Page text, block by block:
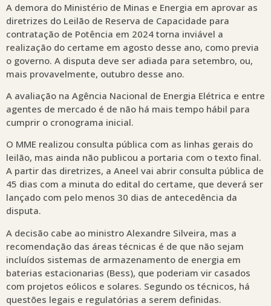
A demora do Ministério de Minas e Energia em aprovar as
diretrizes do Leilão de Reserva de Capacidade para
contratação de Potência em 2024 torna inviável a
realização do certame em agosto desse ano, como previa
o governo. A disputa deve ser adiada para setembro, ou,
mais provavelmente, outubro desse ano.
A avaliação na Agência Nacional de Energia Elétrica e entre
agentes de mercado é de não há mais tempo hábil para
cumprir o cronograma inicial.
O MME realizou consulta pública com as linhas gerais do
leilão, mas ainda não publicou a portaria com o texto final.
A partir das diretrizes, a Aneel vai abrir consulta pública de
45 dias com a minuta do edital do certame, que deverá ser
lançado com pelo menos 30 dias de antecedência da
disputa.
A decisão cabe ao ministro Alexandre Silveira, mas a
recomendação das áreas técnicas é de que não sejam
incluídos sistemas de armazenamento de energia em
baterias estacionarias (Bess), que poderiam vir casados
com projetos eólicos e solares. Segundo os técnicos, há
questões legais e regulatórias a serem definidas.